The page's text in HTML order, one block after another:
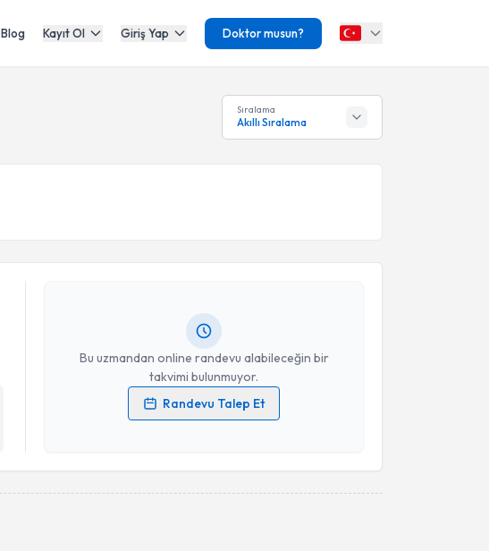
Blog Kayıt Ol Giriş Yap Doktor musun?
Sıralama
Akıllı Sıralama
Bu uzmandan online randevu alabileceğin bir
takvimi bulunmuyor.
Randevu Talep Et
Psk. Hilal Erva Ergüniçin randevu takvimi talebi oluşturun. Size
bu uzmandan randevu almanız için bir takvim hazırlandığında e-
Kişisel verilerimin işlenmesine ilişkinAydınlatma Metni